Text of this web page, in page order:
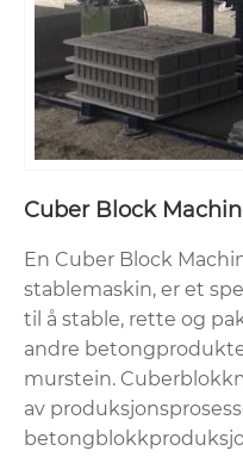
Cuber Block
En Cuber Block
stablemaskin, er et
til å stable, rette og
andre
murstein.
av